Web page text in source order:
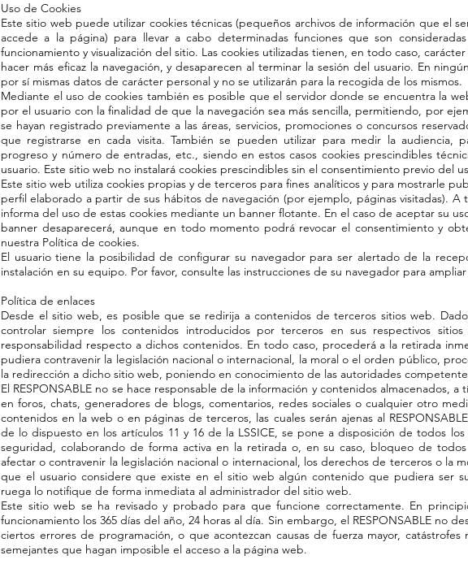
Uso de Cookies
Este sitio web puede utilizar cookies técnicas (pequeños archivos de información que el
accede a la página) para llevar a cabo determinadas funciones que son
funcionamiento y visualización del sitio. Las cookies utilizadas tienen, en todo caso,
hacer más eficaz la navegación, y desaparecen al terminar la sesión del usuario. En
por sí mismas datos de carácter personal y no se utilizarán para la recogida de los mismos.
Mediante el uso de cookies también es posible que el servidor donde se encuentra la
por el usuario con la finalidad de que la navegación sea más sencilla, permitiendo, por
se hayan registrado previamente a las áreas, servicios, promociones o concursos
que registrarse en cada visita. También se pueden utilizar para medir la audiencia,
progreso y número de entradas, etc., siendo en estos casos cookies prescindibles
usuario. Este sitio web no instalará cookies prescindibles sin el consentimiento previo del
Este sitio web utiliza cookies propias y de terceros para fines analíticos y para mostrarle
perfil elaborado a partir de sus hábitos de navegación (por ejemplo, páginas visitadas). A
informa del uso de estas cookies mediante un banner flotante. En el caso de aceptar su
banner desaparecerá, aunque en todo momento podrá revocar el consentimiento y
nuestra Política de cookies.
El usuario tiene la posibilidad de configurar su navegador para ser alertado de la
instalación en su equipo. Por favor, consulte las instrucciones de su navegador para
Política de enlaces
Desde el sitio web, es posible que se redirija a contenidos de terceros sitios web.
controlar siempre los contenidos introducidos por terceros en sus respectivos
responsabilidad respecto a dichos contenidos. En todo caso, procederá a la retirada
pudiera contravenir la legislación nacional o internacional, la moral o el orden público,
la redirección a dicho sitio web, poniendo en conocimiento de las autoridades
El RESPONSABLE no se hace responsable de la información y contenidos almacenados,
en foros, chats, generadores de blogs, comentarios, redes sociales o cualquier otro
contenidos en la web o en páginas de terceros, las cuales serán ajenas al
de lo dispuesto en los artículos 11 y 16 de la LSSICE, se pone a disposición de todos
seguridad, colaborando de forma activa en la retirada o, en su caso, bloqueo de
afectar o contravenir la legislación nacional o internacional, los derechos de terceros o la
que el usuario considere que existe en el sitio web algún contenido que pudiera ser
ruega lo notifique de forma inmediata al administrador del sitio web.
Este sitio web se ha revisado y probado para que funcione correctamente. En
funcionamiento los 365 días del año, 24 horas al día. Sin embargo, el RESPONSABLE no
ciertos errores de programación, o que acontezcan causas de fuerza mayor, catástrofes
semejantes que hagan imposible el acceso a la página web.